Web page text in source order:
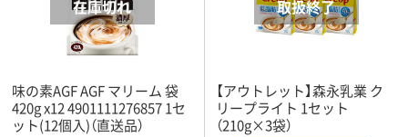
味の素AGF AGF マリーム 袋
420g x12 4901111276857 1セ
ット(12個入)（直送品）
【アウトレット】森永乳業 ク
リープライト 1セット
（210g×3袋）